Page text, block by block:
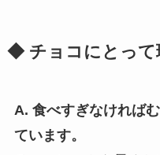
◆ チョコにとって
A. 食べすぎなければ
ています。